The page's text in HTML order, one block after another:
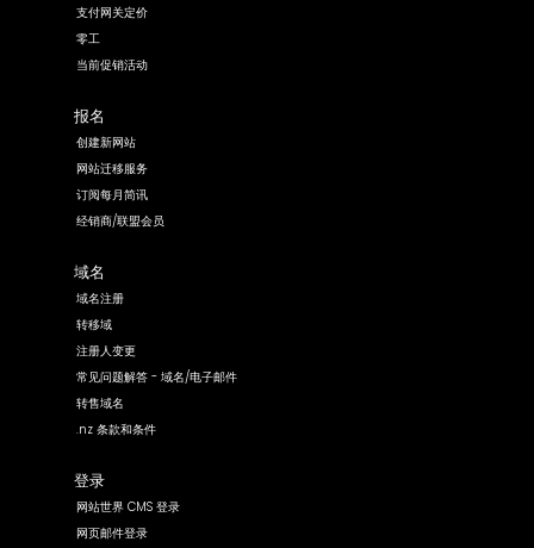
支付网关定价
零工
当前促销活动
报名
创建新网站
网站迁移服务
订阅每月简讯
经销商/联盟会员
域名
域名注册
转移域
注册人变更
常见问题解答 - 域名/电子邮件
转售域名
.nz 条款和条件
登录
网站世界 CMS 登录
网页邮件登录